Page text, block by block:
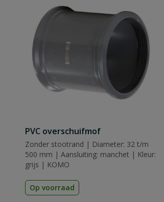
PVC overschuifmof
Zonder stootrand | Diameter: 32 t/m
500 mm | Aansluiting: manchet | Kleur:
grijs | KOMO
Op voorraad